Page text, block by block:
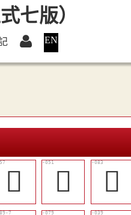
EN
󱉙 󱉓 󰱜